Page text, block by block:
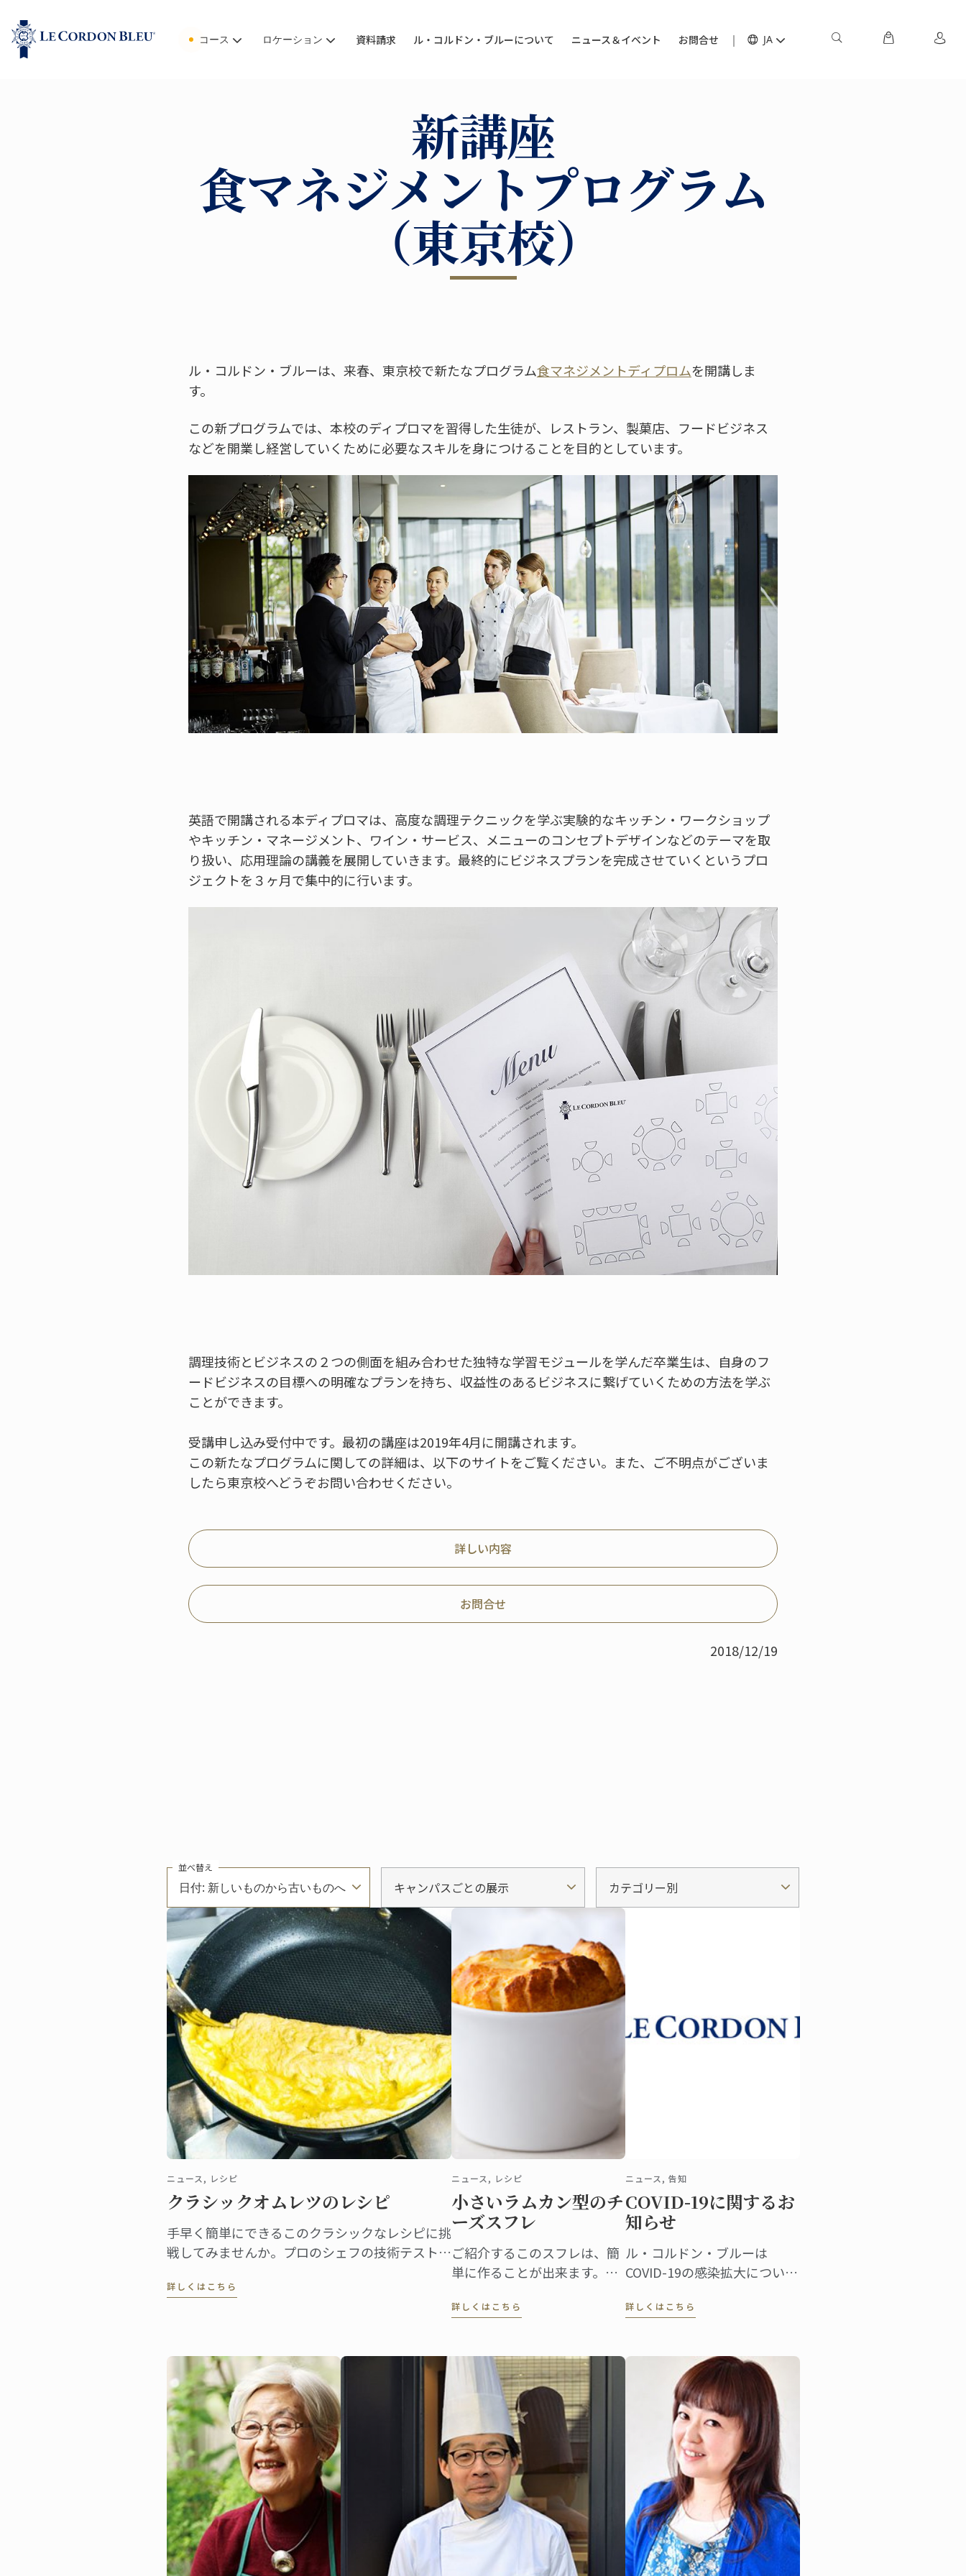
コース ロケーション 資料請求 ル・コルドン・ブルーについて ニュース＆イベント お問合せ JA
新講座
食マネジメントプログラム
（東京校）
ル・コルドン・ブルーは、来春、東京校で新たなプログラム食マネジメントディプロムを開講しま
す。
この新プログラムでは、本校のディプロマを習得した生徒が、レストラン、製菓店、フードビジネス
などを開業し経営していくために必要なスキルを身につけることを目的としています。
英語で開講される本ディプロマは、高度な調理テクニックを学ぶ実験的なキッチン・ワークショップ
やキッチン・マネージメント、ワイン・サービス、メニューのコンセプトデザインなどのテーマを取
り扱い、応用理論の講義を展開していきます。最終的にビジネスプランを完成させていくというプロ
ジェクトを３ヶ月で集中的に行います。
調理技術とビジネスの２つの側面を組み合わせた独特な学習モジュールを学んだ卒業生は、自身のフ
ードビジネスの目標への明確なプランを持ち、収益性のあるビジネスに繋げていくための方法を学ぶ
ことができます。
受講申し込み受付中です。最初の講座は2019年4月に開講されます。
この新たなプログラムに関しての詳細は、以下のサイトをご覧ください。また、ご不明点がございま
したら東京校へどうぞお問い合わせください。
詳しい内容
お問合せ
2018/12/19
日付: 新しいものから古いものへ
並べ替え
キャンパスごとの展示 カテゴリー別
ニュース, レシピ
クラシックオムレツのレシピ
手早く簡単にできるこのクラシックなレシピに挑
戦してみませんか。プロのシェフの技術テストに
的なフレンスのロールオムレツに挑戦できるよう
す。
詳しくはこちら
ニュース, レシピ
小さいラムカン型のチ
ーズスフレ
ご紹介するこのスフレは、簡
単に作ることが出来ます。実
調理されているのか判断する
ンを用意してお友達を感動さ
せてみましょう。みなさんが
ご自宅でフランス伝統料理に
挑戦できるようル・コルド
ン・ブルーのマスターシェフ
がこのレシピを作成しまし
た。
詳しくはこちら
ニュース, 告知
COVID-19に関するお
知らせ
ル・コルドン・ブルーは
COVID-19の感染拡大について
には感染予防のための対策に
ロナウイルス感染症のことで
す。潜伏期間は2～14日間で
あり、感染の可能性がある接
触から14日以内に以下のよう
な症状が出ることがありま
詳しくはこちら